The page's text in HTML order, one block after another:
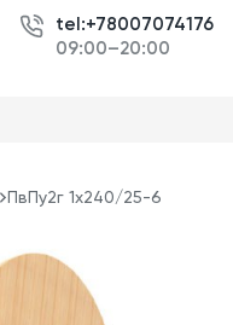
tel:+78007074176
09:00–20:00
ПвПу2г 1x240/25-6